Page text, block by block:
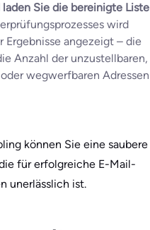
Sie die bereinigte Liste
wird
Ergebnisse angezeigt – die
Anzahl der unzustellbaren,
wegwerfbaren Adressen
können Sie eine saubere
für erfolgreiche E-Mail-
unerlässlich ist.